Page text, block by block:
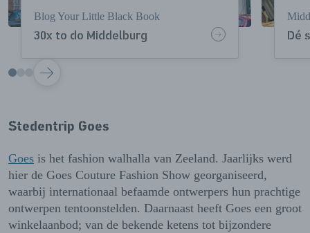
30x to do Middelburg
Blog Your Little Black Book
Dé
VOLGENDE
Stedentrip Goes
Goes is het fashion walhalla van Zeeland. Jaarlijks werd
hier de Goes Couture Fashion Show georganiseerd,
waarbij internationaal befaamde ontwerpers hun prachtige
ontwerpen tentoonstelden. Daarnaast heeft Goes een groot
winkelaanbod; van de bekende ketens tot bijzondere